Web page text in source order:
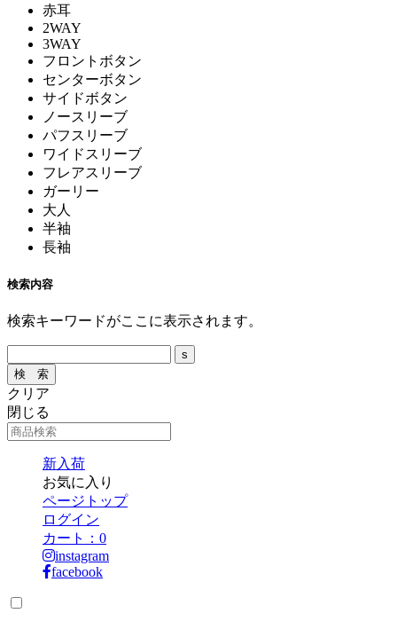
赤耳
2WAY
3WAY
フロントボタン
センターボタン
サイドボタン
ノースリーブ
パフスリーブ
ワイドスリーブ
フレアスリーブ
ガーリー
大人
半袖
長袖
検索内容
検索キーワードがここに表示されます。
クリア
閉じる
新入荷
お気に入り
ページトップ
ログイン
カート： 0
instagram
facebook